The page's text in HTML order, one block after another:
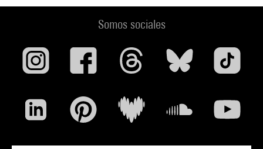
Somos sociales